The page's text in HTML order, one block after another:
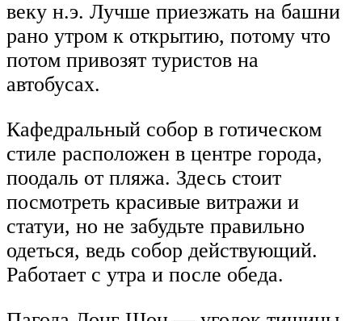
веку н.э. Лучше приезжать на башни
рано утром к открытию, потому что
потом привозят туристов на
автобусах.
Кафедральный собор в готическом
стиле расположен в центре города,
поодаль от пляжа. Здесь стоит
посмотреть красивые витражи и
статуи, но не забудьте правильно
одеться, ведь собор действующий.
Работает с утра и после обеда.